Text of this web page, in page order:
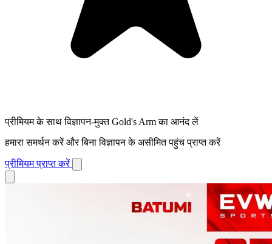
प्रीमियम के साथ विज्ञापन-मुक्त Gold's Arm का आनंद लें
हमारा समर्थन करें और बिना विज्ञापन के असीमित पहुंच प्राप्त करें
प्रीमियम प्राप्त करें